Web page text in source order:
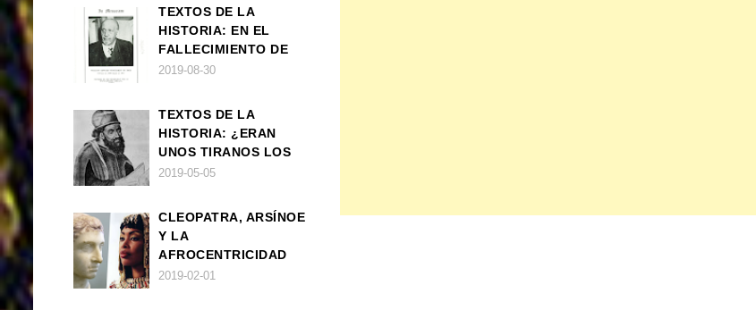
TEXTOS DE LA
HISTORIA: EN EL
FALLECIMIENTO DE
W.E.B. DU BOIS
2019-08-30
TEXTOS DE LA
HISTORIA: ¿ERAN
UNOS TIRANOS LOS
FARAONES?
2019-05-05
CLEOPATRA, ARSÍNOE
Y LA
AFROCENTRICIDAD
MAL ENTENDIDA
2019-02-01